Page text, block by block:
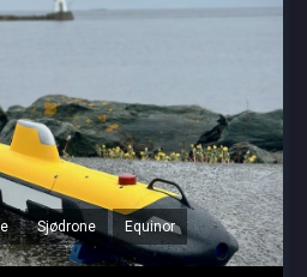
Sjødrone Equinor